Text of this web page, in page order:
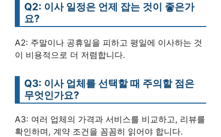
Q2: 이사 일정은 언제 잡는 것이 좋은가
요?
A2: 주말이나 공휴일을 피하고 평일에 이사하는 것
이 비용적으로 더 저렴합니다.
Q3: 이사 업체를 선택할 때 주의할 점은
무엇인가요?
A3: 여러 업체의 가격과 서비스를 비교하고, 리뷰를
확인하며, 계약 조건을 꼼꼼히 읽어야 합니다.